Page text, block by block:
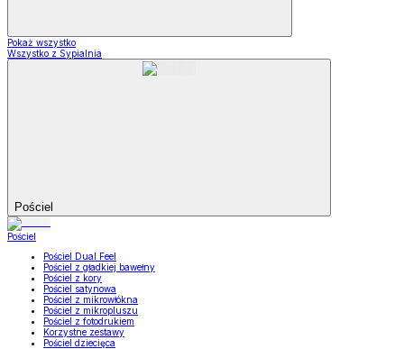
Pokaż wszystko
Wszystko z Sypialnia
Pościel
Pościel
Pościel Dual Feel
Pościel z gładkiej bawełny
Pościel z kory
Pościel satynowa
Pościel z mikrowłókna
Pościel z mikropluszu
Pościel z fotodrukiem
Korzystne zestawy
Pościel dziecięca